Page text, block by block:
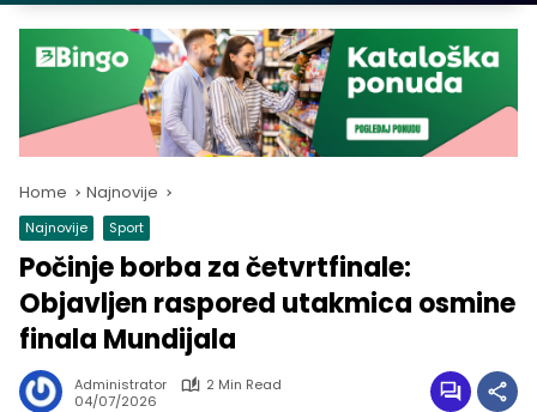
Home Najnovije
Najnovije Sport
Počinje borba za četvrtfinale:
Objavljen raspored utakmica osmine
finala Mundijala
Administrator
2 Min Read
04/07/2026